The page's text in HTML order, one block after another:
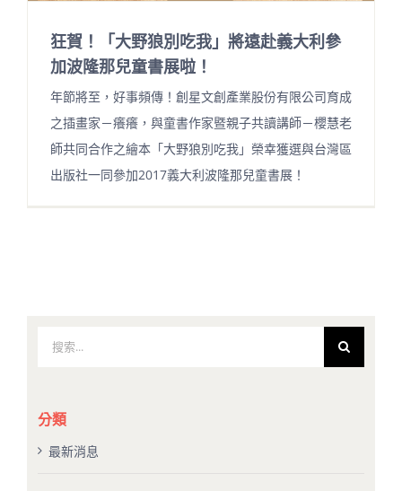
狂賀！「大野狼別吃我」將遠赴義大利參
加波隆那兒童書展啦！
年節將至，好事頻傳！創星文創產業股份有限公司育成
之插畫家－癢癢，與童書作家暨親子共讀講師－櫻慧老
師共同合作之繪本「大野狼別吃我」榮幸獲選與台灣區
出版社一同參加2017義大利波隆那兒童書展！
果：
分類
最新消息